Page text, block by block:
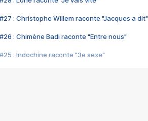
#27 : Christophe Willem raconte "Jacques a dit"
#26 : Chimène Badi raconte "Entre nous"
#25 : Indochine raconte "3e sexe"